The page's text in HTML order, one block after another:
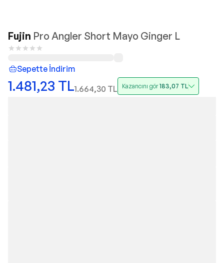
Fujin Pro Angler Short Mayo Ginger L
Sepette İndirim
1.481,23 TL1.664,30 TL Kazancını gör183,07 TL